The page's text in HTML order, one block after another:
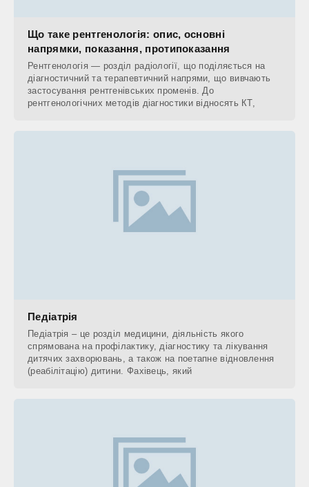
Що таке рентгенологія: опис, основні
напрямки, показання, протипоказання
Рентгенологія — розділ радіології, що поділяється на
діагностичний та терапевтичний напрями, що вивчають
застосування рентгенівських променів. До
рентгенологічних методів діагностики відносять КТ,
Педіатрія
Педіатрія – це розділ медицини, діяльність якого
спрямована на профілактику, діагностику та лікування
дитячих захворювань, а також на поетапне відновлення
(реабілітацію) дитини. Фахівець, який